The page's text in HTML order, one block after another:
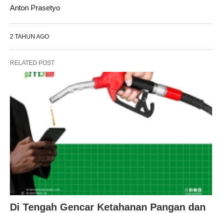
Anton Prasetyo
2 TAHUN AGO
RELATED POST
Di Tengah Gencar Ketahanan Pangan dan